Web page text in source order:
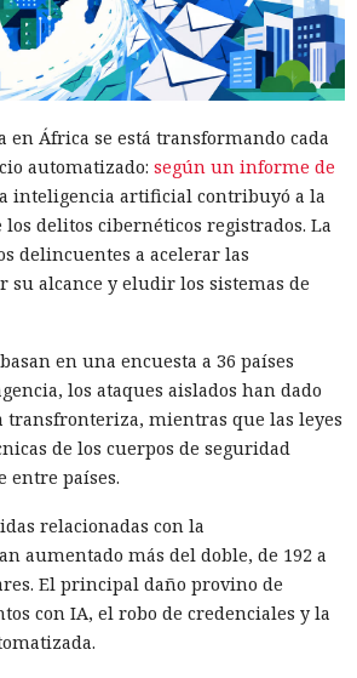
África se está transformando cada
automatizado: según un informe de
inteligencia artificial contribuyó a la
delitos cibernéticos registrados. La
delincuentes a acelerar las
su alcance y eludir los sistemas de
en una encuesta a 36 países
los ataques aislados han dado
transfronteriza, mientras que las leyes
de los cuerpos de seguridad
entre países.
relacionadas con la
aumentado más del doble, de 192 a
El principal daño provino de
con IA, el robo de credenciales y la